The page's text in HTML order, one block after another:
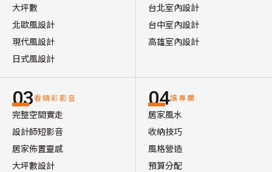
大坪數
北歐風設計
現代風設計
日式風設計
台北室內設計
台中室內設計
高雄室內設計
03看精彩影音
完整空間實走
設計師短影音
居家佈置靈感
大坪數設計
04讀專欄
居家風水
收納技巧
風格營造
預算分配